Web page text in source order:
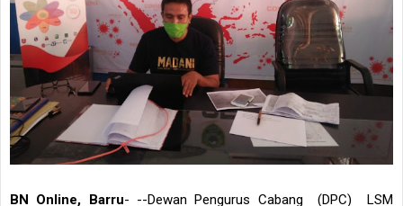
BN Online, Barru- --Dewan Pengurus Cabang (DPC) LSM